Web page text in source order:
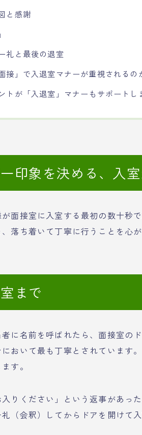
と感謝
礼と最後の退室
接」で入退室マナーが重視されるの
トが「入退室」マナーもサポートし
一印象を決める、入
面接室に入室する最初の数十秒
落ち着いて丁寧に行うことを心が
まで
に名前を呼ばれたら、面接室の
おいて最も丁寧とされています
す。
りください」という返事があっ
（会釈）してからドアを開けて入